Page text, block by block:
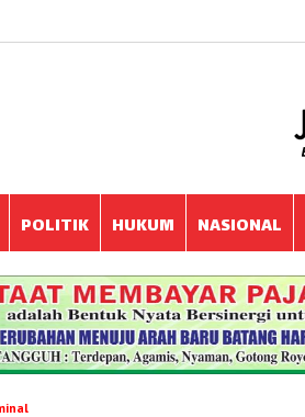
POLITIK HUKUM NASIONAL